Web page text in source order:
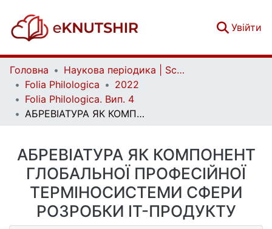
Увійти
Головна
Наукова періодика | Scientific periodicals
Folia Philologica
2022
Folia Philologica. Вип. 4
АБРЕВІАТУРА ЯК КОМПОНЕНТ ГЛОБАЛЬНОЇ ПРОФЕСІЙНОЇ ТЕРМІНОСИСТЕМИ СФЕРИ РОЗРОБКИ ІТ-ПРОДУКТУ
АБРЕВІАТУРА ЯК КОМПОНЕНТ
ГЛОБАЛЬНОЇ ПРОФЕСІЙНОЇ
ТЕРМІНОСИСТЕМИ СФЕРИ
РОЗРОБКИ ІТ-ПРОДУКТУ